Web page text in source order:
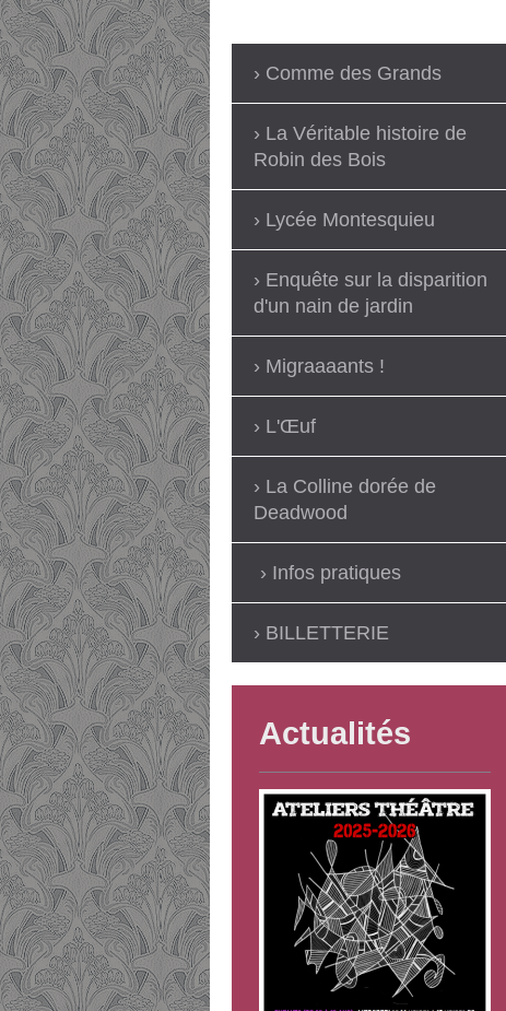
Comme des Grands
La Véritable histoire de
Robin des Bois
Lycée Montesquieu
Enquête sur la disparition
d'un nain de jardin
Migraaaants !
L'Œuf
La Colline dorée de
Deadwood
Infos pratiques
BILLETTERIE
Actualités